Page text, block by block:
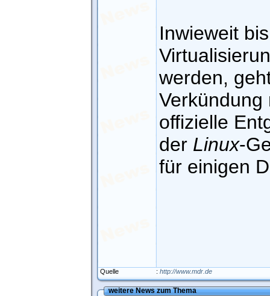
Inwieweit
werden,
Verkündung
offizielle
der Linux-
für einigen
Quelle : http://www.mdr.de
weitere News zum Thema